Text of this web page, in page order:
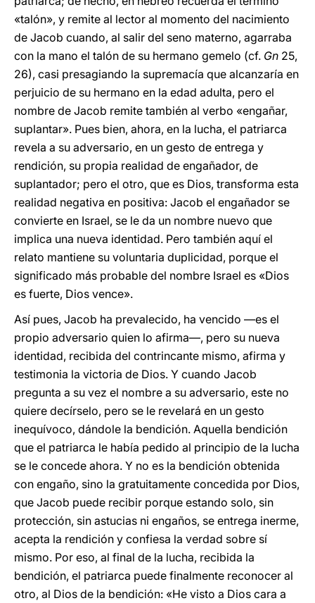
«talón», y remite al lector al momento del nacimiento
de Jacob cuando, al salir del seno materno, agarraba
con la mano el talón de su hermano gemelo (cf. Gn 25,
26), casi presagiando la supremacía que alcanzaría en
perjuicio de su hermano en la edad adulta, pero el
nombre de Jacob remite también al verbo «engañar,
suplantar». Pues bien, ahora, en la lucha, el patriarca
revela a su adversario, en un gesto de entrega y
rendición, su propia realidad de engañador, de
suplantador; pero el otro, que es Dios, transforma esta
realidad negativa en positiva: Jacob el engañador se
convierte en Israel, se le da un nombre nuevo que
implica una nueva identidad. Pero también aquí el
relato mantiene su voluntaria duplicidad, porque el
significado más probable del nombre Israel es «Dios
es fuerte, Dios vence».
Así pues, Jacob ha prevalecido, ha vencido —es el
propio adversario quien lo afirma—, pero su nueva
identidad, recibida del contrincante mismo, afirma y
testimonia la victoria de Dios. Y cuando Jacob
pregunta a su vez el nombre a su adversario, este no
quiere decírselo, pero se le revelará en un gesto
inequívoco, dándole la bendición. Aquella bendición
que el patriarca le había pedido al principio de la lucha
se le concede ahora. Y no es la bendición obtenida
con engaño, sino la gratuitamente concedida por Dios,
que Jacob puede recibir porque estando solo, sin
protección, sin astucias ni engaños, se entrega inerme,
acepta la rendición y confiesa la verdad sobre sí
mismo. Por eso, al final de la lucha, recibida la
bendición, el patriarca puede finalmente reconocer al
otro, al Dios de la bendición: «He visto a Dios cara a